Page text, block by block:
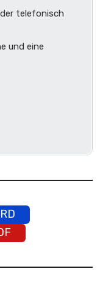
telefonisch
und eine